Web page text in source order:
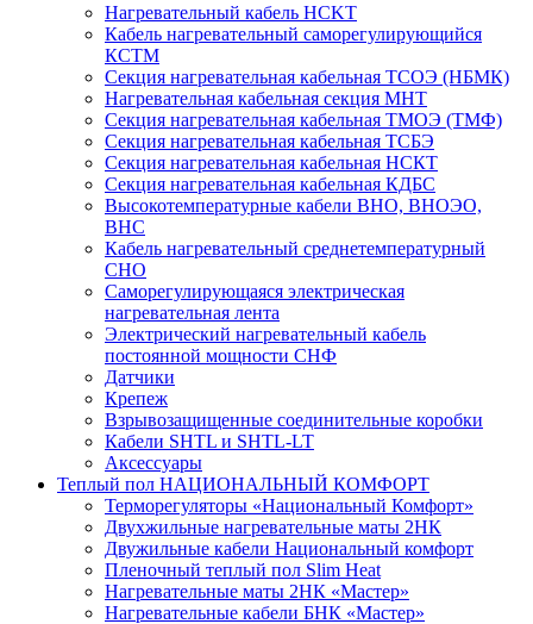
Нагревательный кабель НCKТ
Кабель нагревательный саморегулирующийся
КСТМ
Секция нагревательная кабельная ТСОЭ (НБМК)
Нагревательная кабельная секция МНТ
Секция нагревательная кабельная ТМОЭ (ТМФ)
Секция нагревательная кабельная ТСБЭ
Секция нагревательная кабельная НСКТ
Секция нагревательная кабельная КДБС
Высокотемпературные кабели ВНО, ВНОЭО,
ВНС
Кабель нагревательный среднетемпературный
СНО
Саморегулирующаяся электрическая
нагревательная лента
Электрический нагревательный кабель
постоянной мощности СНФ
Датчики
Крепеж
Взрывозащищенные соединительные коробки
Кабели SHTL и SHTL-LT
Аксессуары
Теплый пол НАЦИОНАЛЬНЫЙ КОМФОРТ
Терморегуляторы «Национальный Комфорт»
Двухжильные нагревательные маты 2НК
Двужильные кабели Национальный комфорт
Пленочный теплый пол Slim Heat
Нагревательные маты 2НК «Мастер»
Нагревательные кабели БНК «Мастер»